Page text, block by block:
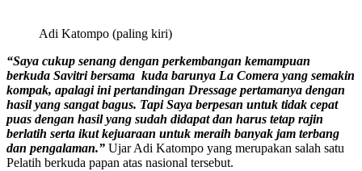
Adi Katompo (paling kiri)
“Saya cukup senang dengan perkembangan kemampuan
berkuda Savitri bersama kuda barunya La Comera yang semakin
kompak, apalagi ini pertandingan Dressage pertamanya dengan
hasil yang sangat bagus. Tapi Saya berpesan untuk tidak cepat
puas dengan hasil yang sudah didapat dan harus tetap rajin
berlatih serta ikut kejuaraan untuk meraih banyak jam terbang
dan pengalaman.” Ujar Adi Katompo yang merupakan salah satu
Pelatih berkuda papan atas nasional tersebut.